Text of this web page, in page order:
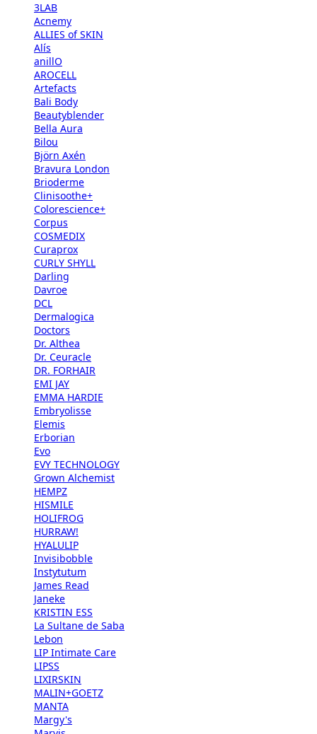
3LAB
Acnemy
ALLIES of SKIN
Alís
anillO
AROCELL
Artefacts
Bali Body
Beautyblender
Bella Aura
Bilou
Björn Axén
Bravura London
Brioderme
Clinisoothe+
Colorescience+
Corpus
COSMEDIX
Curaprox
CURLY SHYLL
Darling
Davroe
DCL
Dermalogica
Doctors
Dr. Althea
Dr. Ceuracle
DR. FORHAIR
EMI JAY
EMMA HARDIE
Embryolisse
Elemis
Erborian
Evo
EVY TECHNOLOGY
Grown Alchemist
HEMPZ
HISMILE
HOLIFROG
HURRAW!
HYALULIP
Invisibobble
Instytutum
James Read
Janeke
KRISTIN ESS
La Sultane de Saba
Lebon
LIP Intimate Care
LIPSS
LIXIRSKIN
MALIN+GOETZ
MANTA
Margy's